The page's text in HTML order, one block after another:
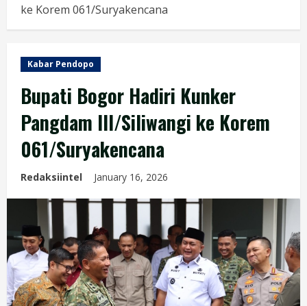
ke Korem 061/Suryakencana
Kabar Pendopo
Bupati Bogor Hadiri Kunker
Pangdam III/Siliwangi ke Korem
061/Suryakencana
Redaksiintel January 16, 2026